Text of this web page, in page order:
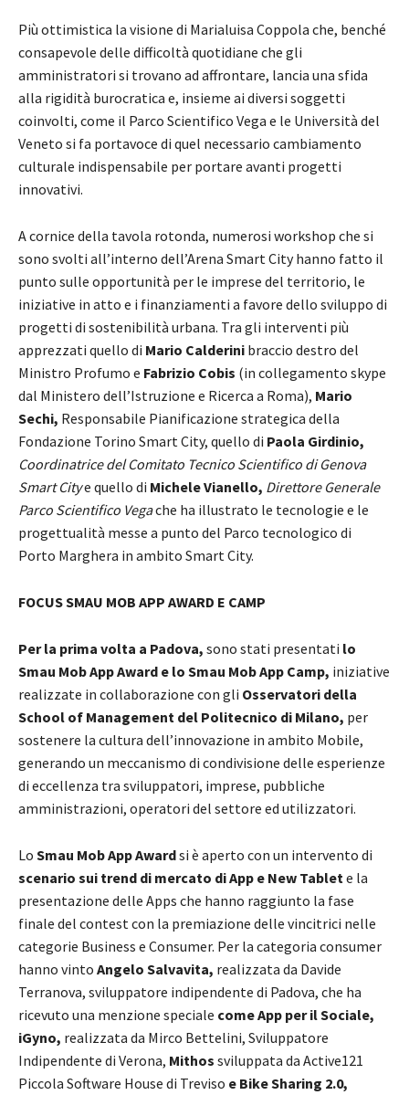
Più ottimistica la visione di Marialuisa Coppola che, benché
consapevole delle difficoltà quotidiane che gli
amministratori si trovano ad affrontare, lancia una sfida
alla rigidità burocratica e, insieme ai diversi soggetti
coinvolti, come il Parco Scientifico Vega e le Università del
Veneto si fa portavoce di quel necessario cambiamento
culturale indispensabile per portare avanti progetti
innovativi.
A cornice della tavola rotonda, numerosi workshop che si
sono svolti all’interno dell’Arena Smart City hanno fatto il
punto sulle opportunità per le imprese del territorio, le
iniziative in atto e i finanziamenti a favore dello sviluppo di
progetti di sostenibilità urbana. Tra gli interventi più
apprezzati quello di Mario Calderini braccio destro del
Ministro Profumo e Fabrizio Cobis (in collegamento skype
dal Ministero dell’Istruzione e Ricerca a Roma), Mario
Sechi, Responsabile Pianificazione strategica della
Fondazione Torino Smart City, quello di Paola Girdinio,
Coordinatrice del Comitato Tecnico Scientifico di Genova
Smart Citye quello di Michele Vianello, Direttore Generale
Parco Scientifico Vegache ha illustrato le tecnologie e le
progettualità messe a punto del Parco tecnologico di
Porto Marghera in ambito Smart City.
FOCUS SMAU MOB APP AWARD E CAMP
Per la prima volta a Padova, sono stati presentati lo
Smau Mob App Award e lo Smau Mob App Camp, iniziative
realizzate in collaborazione con gli Osservatori della
School of Management del Politecnico di Milano, per
sostenere la cultura dell’innovazione in ambito Mobile,
generando un meccanismo di condivisione delle esperienze
di eccellenza tra sviluppatori, imprese, pubbliche
amministrazioni, operatori del settore ed utilizzatori.
Lo Smau Mob App Awardsi è aperto con un intervento di
scenario sui trend di mercato di App e New Tablet e la
presentazione delle Apps che hanno raggiunto la fase
finale del contest con la premiazione delle vincitrici nelle
categorie Business e Consumer. Per la categoria consumer
hanno vinto Angelo Salvavita, realizzata da Davide
Terranova, sviluppatore indipendente di Padova, che ha
ricevuto una menzione speciale come App per il Sociale,
iGyno, realizzata da Mirco Bettelini, Sviluppatore
Indipendente di Verona, Mithos sviluppata da Active121
Piccola Software House di Treviso e Bike Sharing 2.0,